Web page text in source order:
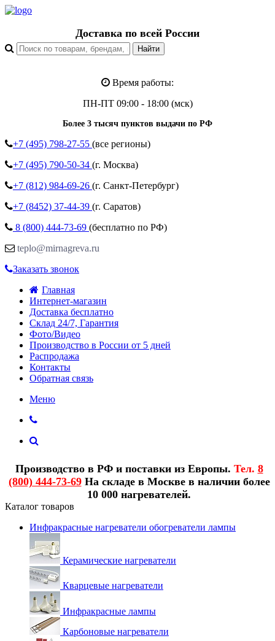
Доставка по всей России
Время работы:
ПН-ПТ 09:00 - 18:00 (мск)
Более 3 тысяч пунктов выдачи по РФ
+7 (495) 798-27-55 (все регионы)
+7 (495) 790-50-34 (г. Москва)
+7 (812) 984-69-26 (г. Санкт-Петербург)
+7 (8452) 37-44-39 (г. Саратов)
8 (800) 444-73-69 (бесплатно по РФ)
teplo@mirnagreva.ru
Заказать звонок
Главная
Интернет-магазин
Доставка бесплатно
Склад 24/7, Гарантия
Фото/Видео
Производство в России от 5 дней
Распродажа
Контакты
Обратная связь
Меню
Производство в РФ и поставки из Европы. Тел. 8
(800) 444-73-69На складе в Москве в наличии более
10 000 нагревателей.
Каталог товаров
Инфракрасные нагреватели обогреватели лампы
Керамические нагреватели
Кварцевые нагреватели
Инфракрасные лампы
Карбоновые нагреватели